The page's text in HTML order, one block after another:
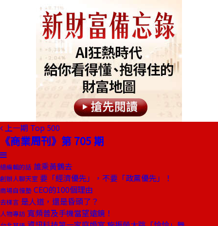
上一期 Top 500
《商業周刊》第 705 期
總編輯的話 誰乘黃鶴去
創辦人聊天室 要「經濟優先」，不要「政黨優先」！
商場自慢塾 CEO的100個理由
去梯言 是人道，還是昏頭了？
人物專訪 寬頻普及手機當望遠鏡！